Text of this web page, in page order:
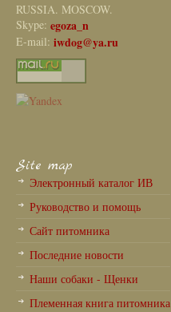
RUSSIA. MOSCOW.
Skype: egoza_n
E-mail: iwdog@ya.ru
Site map
Электронный каталог ИВ
Руководство и помощь
Сайт питомника
Последние новости
Наши собаки - Щенки
Племенная книга питомника